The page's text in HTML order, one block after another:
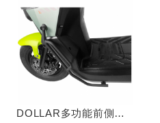
DOLLAR多功能前側置